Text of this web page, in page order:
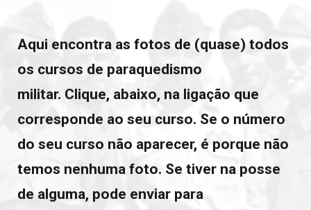
Aqui encontra as fotos de (quase) todos
os cursos de paraquedismo
militar. Clique, abaixo, na ligação que
corresponde ao seu curso. Se o número
do seu curso não aparecer, é porque não
temos nenhuma foto. Se tiver na posse
de alguma, pode enviar para